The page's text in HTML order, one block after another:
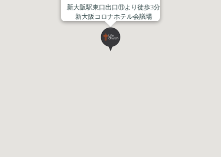
新大阪駅東口出口⑪より徒歩3分
新大阪コロナホテル会議場